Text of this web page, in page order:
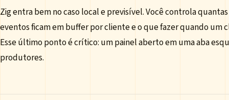
Zig entra bem no caso local e previsível. Você controla
eventos ficam em buffer por cliente e o que fazer quando um
Esse último ponto é crítico: um painel aberto em uma aba
produtores.